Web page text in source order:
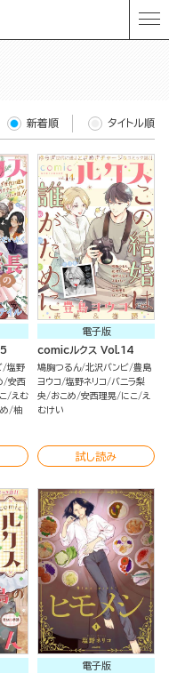
新着順 タイトル順
塩野
安西
えむ
柚
電子版
comicルクス Vol.14
鳩胸つるん 北沢バンビ 豊島
ヨウコ 塩野ネリコ
バニラ梨
央 おこめ 安西理晃 にこ
え
むけい
試し読み
電子版